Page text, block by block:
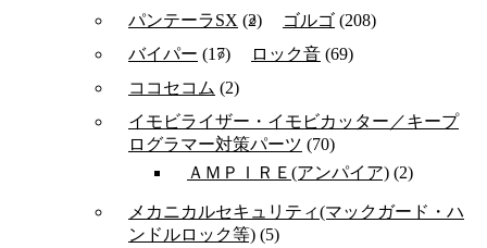
パンテーラSX (2) ゴルゴ (208)
バイパー (17) ロック音 (69)
ココセコム (2)
イモビライザー・イモビカッター／キープ
ログラマー対策パーツ (70)
ＡＭＰＩＲＥ(アンパイア) (2)
メカニカルセキュリティ(マックガード・ハ
ンドルロック等) (5)